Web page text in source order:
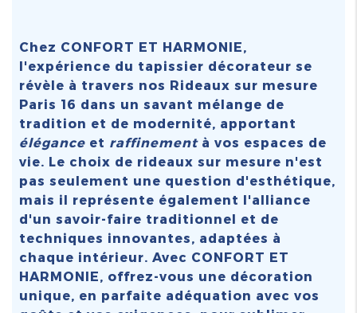
Chez CONFORT ET HARMONIE,
l'expérience du tapissier décorateur se
révèle à travers nos Rideaux sur mesure
Paris 16 dans un savant mélange de
tradition et de modernité, apportant
éléganceet raffinementà vos espaces de
vie. Le choix de rideaux sur mesure n'est
pas seulement une question d'esthétique,
mais il représente également l'alliance
d'un savoir-faire traditionnel et de
techniques innovantes, adaptées à
chaque intérieur. Avec CONFORT ET
HARMONIE, offrez-vous une décoration
unique, en parfaite adéquation avec vos